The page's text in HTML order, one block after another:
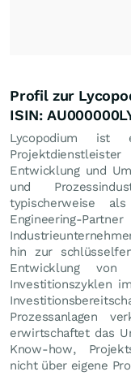
Profil zur
ISIN:
Lycopodium ist
Entwicklung und
und
typischerweise
Engineering-
hin zur
Entwicklung
Investitionszyklen
Prozessanlagen
erwirtschaftet das
Know-how,
nicht über eigene